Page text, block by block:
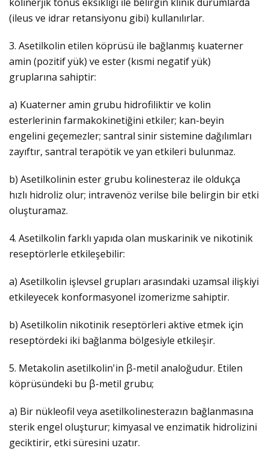
(ileus ve idrar retansiyonu gibi) kullanılırlar.
3. Asetilkolin etilen köprüsü ile bağlanmış kuaterner
amin (pozitif yük) ve ester (kısmi negatif yük)
gruplarına sahiptir:
a) Kuaterner amin grubu hidrofiliktir ve kolin
esterlerinin farmakokinetiğini etkiler; kan-beyin
engelini geçemezler; santral sinir sistemine dağılımları
zayıftır, santral terapötik ve yan etkileri bulunmaz.
b) Asetilkolinin ester grubu kolinesteraz ile oldukça
hızlı hidroliz olur; intravenöz verilse bile belirgin bir etki
oluşturamaz.
4. Asetilkolin farklı yapıda olan muskarinik ve nikotinik
reseptörlerle etkileşebilir:
a) Asetilkolin işlevsel grupları arasındaki uzamsal ilişkiyi
etkileyecek konformasyonel izomerizme sahiptir.
b) Asetilkolin nikotinik reseptörleri aktive etmek için
reseptördeki iki bağlanma bölgesiyle etkileşir.
5. Metakolin asetilkolin'in β-metil analoğudur. Etilen
köprüsündeki bu β-metil grubu;
a) Bir nükleofil veya asetilkolinesterazın bağlanmasına
sterik engel oluşturur; kimyasal ve enzimatik hidrolizini
geciktirir, etki süresini uzatır.